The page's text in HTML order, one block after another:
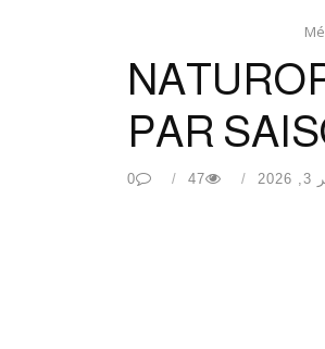
PAR
47
0